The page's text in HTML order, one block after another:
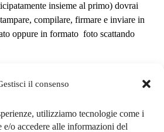
il consenso
utilizziamo tecnologie come i
e/o accedere alle informazioni del
insieme al primo) dovrai
compilare, firmare e inviare in
oppure in formato foto scattando